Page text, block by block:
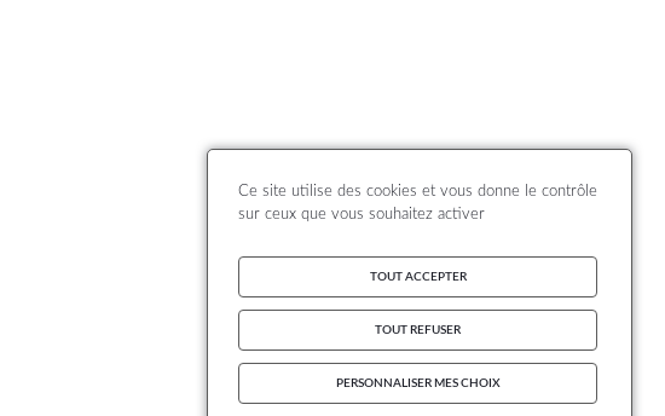
Ce site utilise des cookies et vous donne le contrôle
sur ceux que vous souhaitez activer
TOUT ACCEPTER
TOUT REFUSER
PERSONNALISER MES CHOIX